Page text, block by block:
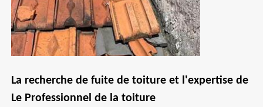
La recherche de fuite de toiture et l'expertise de
Le Professionnel de la toiture